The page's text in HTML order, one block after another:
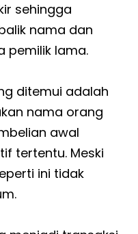
sehingga
nama dan
pemilik lama.
ditemui adalah
nama orang
awal
tertentu. Meski
ini tidak